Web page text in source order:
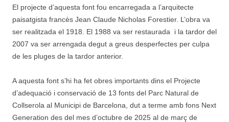
El projecte d’aquesta font fou encarregada a l’arquitecte
paisatgista francès Jean Claude Nicholas Forestier. L’obra va
ser realitzada el 1918. El 1988 va ser restaurada i la tardor del
2007 va ser arrengada degut a greus desperfectes per culpa
de les pluges de la tardor anterior.
A aquesta font s’hi ha fet obres importants dins el Projecte
d’adequació i conservació de 13 fonts del Parc Natural de
Collserola al Municipi de Barcelona, dut a terme amb fons Next
Generation des del mes d’octubre de 2025 al de març de